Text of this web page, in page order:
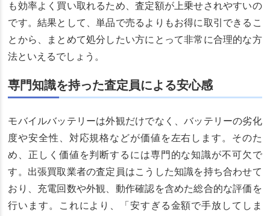
も効率よく買い取れるため、査定額が上乗せされやすいの
です。結果として、単品で売るよりもお得に取引できるこ
とから、まとめて処分したい方にとって非常に合理的な方
法といえるでしょう。
専門知識を持った査定員による安心感
モバイルバッテリーは外観だけでなく、バッテリーの劣化
度や安全性、対応規格などが価値を左右します。そのた
め、正しく価値を判断するには専門的な知識が不可欠で
す。出張買取業者の査定員はこうした知識を持ち合わせて
おり、充電回数や外観、動作確認を含めた総合的な評価を
行います。これにより、「安すぎる金額で手放してしま